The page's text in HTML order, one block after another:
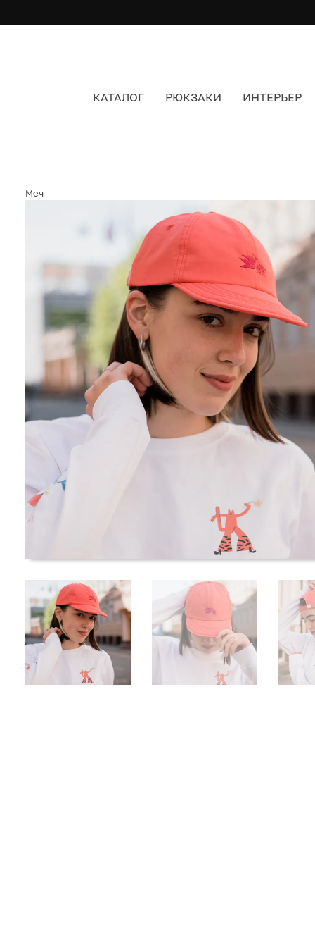
КАТАЛОГ РЮКЗАКИ ИНТЕРЬЕР
Меч